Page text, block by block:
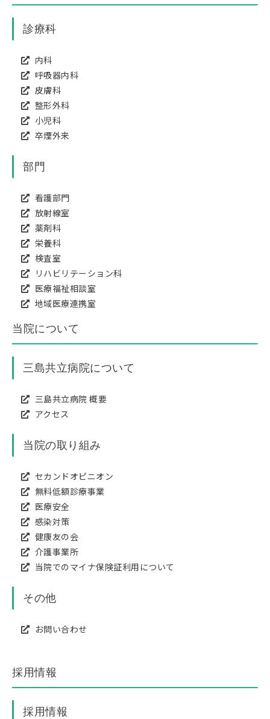
診療科
内科
呼吸器内科
皮膚科
整形外科
小児科
卒煙外来
部門
看護部門
放射線室
薬剤科
栄養科
検査室
リハビリテーション科
医療福祉相談室
地域医療連携室
当院について
三島共立病院について
三島共立病院 概要
アクセス
当院の取り組み
セカンドオピニオン
無料低額診療事業
医療安全
感染対策
健康友の会
介護事業所
当院でのマイナ保険証利用について
その他
お問い合わせ
採用情報
採用情報